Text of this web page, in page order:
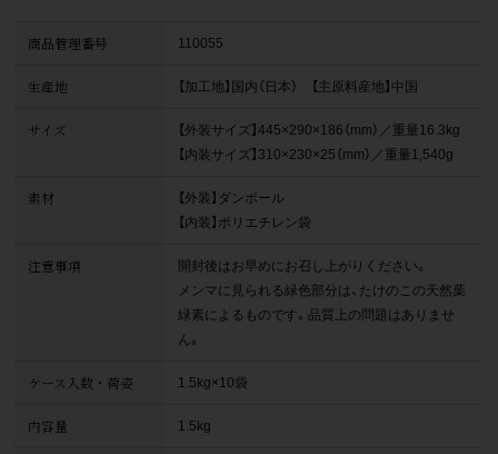
商品管理番号 110055
生産地 【加工地】国内（日本） 【主原料産地】中国
サイズ
【外装サイズ】445×290×186（mm）／重量16.3kg
【内装サイズ】310×230×25（mm）／重量1,540g
素材
【外装】ダンボール
【内装】ポリエチレン袋
注意事項
開封後はお早めにお召し上がりください。
メンマに見られる緑色部分は、たけのこの天然葉
緑素によるものです。品質上の問題はありませ
ん。
ケース入数・荷姿 1.5kg×10袋
内容量 1.5kg